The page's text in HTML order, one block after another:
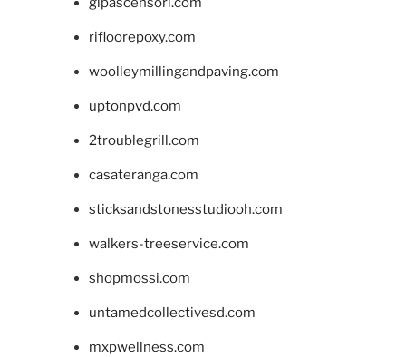
rifloorepoxy.com
woolleymillingandpaving.com
uptonpvd.com
2troublegrill.com
casateranga.com
sticksandstonesstudiooh.com
walkers-treeservice.com
shopmossi.com
untamedcollectivesd.com
mxpwellness.com